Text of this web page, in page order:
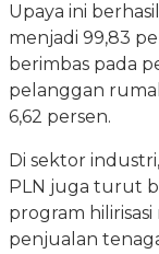
Upaya ini
menjadi 99,83
berimbas pada
pelanggan
6,62 persen.
Di sektor
PLN juga turut
program
penjualan